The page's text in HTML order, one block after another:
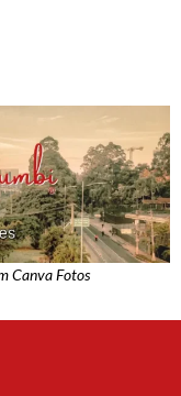
Canva Fotos